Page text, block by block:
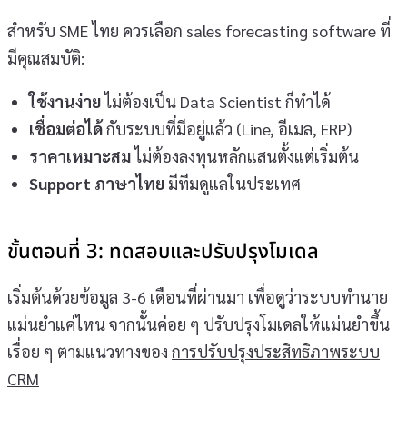
สำหรับ SME ไทย ควรเลือก sales forecasting software ที่
มีคุณสมบัติ:
ใช้งานง่ายไม่ต้องเป็น Data Scientist ก็ทำได้
เชื่อมต่อได้กับระบบที่มีอยู่แล้ว (Line, อีเมล, ERP)
ราคาเหมาะสมไม่ต้องลงทุนหลักแสนตั้งแต่เริ่มต้น
Support ภาษาไทย มีทีมดูแลในประเทศ
ขั้นตอนที่ 3: ทดสอบและปรับปรุงโมเดล
เริ่มต้นด้วยข้อมูล 3-6 เดือนที่ผ่านมา เพื่อดูว่าระบบทำนาย
แม่นยำแค่ไหน จากนั้นค่อย ๆ ปรับปรุงโมเดลให้แม่นยำขึ้น
เรื่อย ๆ ตามแนวทางของ การปรับปรุงประสิทธิภาพระบบ
CRM